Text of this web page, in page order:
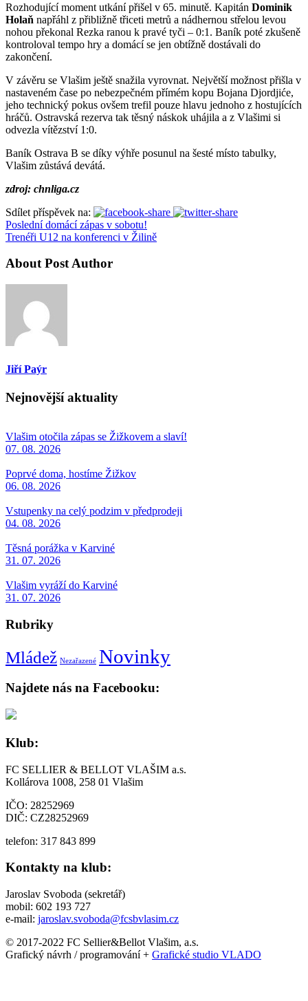
Rozhodující moment utkání přišel v 65. minutě. Kapitán Dominik
Holaň napřáhl z přibližně třiceti metrů a nádhernou střelou levou
nohou překonal Rezka ranou k pravé tyči – 0:1. Baník poté zkušeně
kontroloval tempo hry a domácí se jen obtížně dostávali do
zakončení.
V závěru se Vlašim ještě snažila vyrovnat. Největší možnost přišla v
nastaveném čase po nebezpečném přímém kopu Bojana Djordjiće,
jeho technický pokus ovšem trefil pouze hlavu jednoho z hostujících
hráčů. Ostravská rezerva tak těsný náskok uhájila a z Vlašimi si
odvezla vítězství 1:0.
Baník Ostrava B se díky výhře posunul na šesté místo tabulky,
Vlašim zůstává devátá.
zdroj: chnliga.cz
Sdílet příspěvek na:
Poslední domácí zápas v sobotu!
Trenéři U12 na konferenci v Žilině
About Post Author
Jiří Paýr
Nejnovější aktuality
Vlašim otočila zápas se Žižkovem a slaví!
07. 08. 2026
Poprvé doma, hostíme Žižkov
06. 08. 2026
Vstupenky na celý podzim v předprodeji
04. 08. 2026
Těsná porážka v Karviné
31. 07. 2026
Vlašim vyráží do Karviné
31. 07. 2026
Rubriky
Mládež Nezařazené Novinky
Najdete nás na Facebooku:
Klub:
FC SELLIER & BELLOT VLAŠIM a.s.
Kollárova 1008, 258 01 Vlašim
IČO: 28252969
DIČ: CZ28252969
telefon: 317 843 899
Kontakty na klub:
Jaroslav Svoboda (sekretář)
mobil: 602 193 727
e-mail: jaroslav.svoboda@fcsbvlasim.cz
© 2017-2022 FC Sellier&Bellot Vlašim, a.s.
Grafický návrh / programování + Grafické studio VLADO